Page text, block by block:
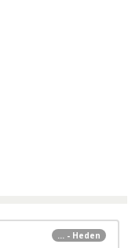
... - Heden